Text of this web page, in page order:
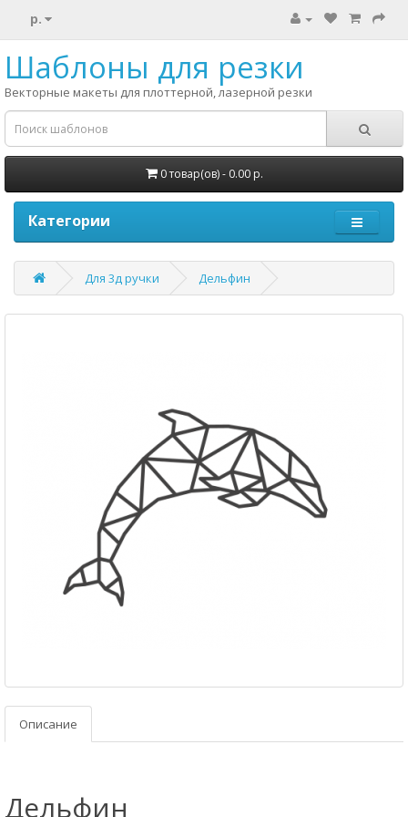
р.
Шаблоны для резки
Векторные макеты для плоттерной, лазерной резки
0 товар(ов) - 0.00 р.
Категории
Для 3д ручки Дельфин
Описание
Дельфин